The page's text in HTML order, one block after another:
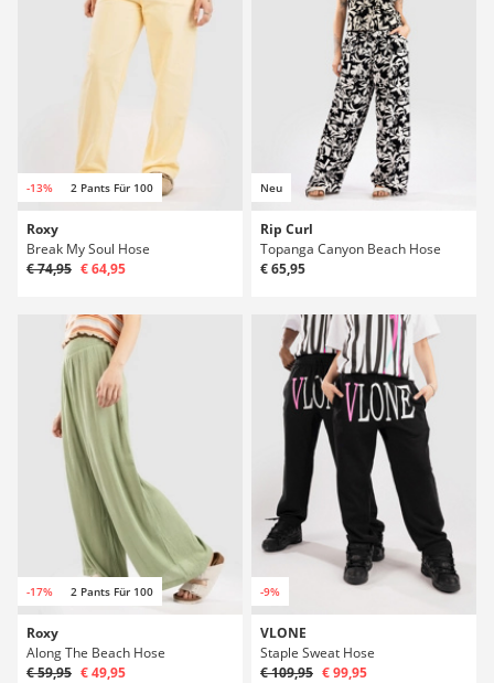
-13% 2 Pants Für 100
Roxy
Break My Soul Hose
€ 74,95 € 64,95
Neu
Rip Curl
Topanga Canyon Beach Hose
€ 65,95
-17% 2 Pants Für 100
Roxy
Along The Beach Hose
€ 59,95 € 49,95
-9%
VLONE
Staple Sweat Hose
€ 109,95 € 99,95